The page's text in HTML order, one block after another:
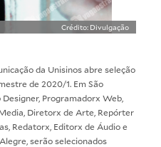
Crédito: Divulgação
da Unisinos abre seleção
de 2020/1. Em São
Programadorx Web,
Diretorx de Arte, Repórter
Redatorx, Editorx de Áudio e
serão selecionados